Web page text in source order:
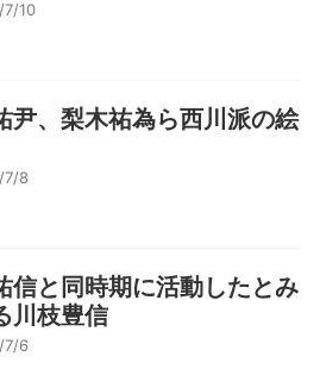
10
尹、梨木祐為ら西川派の絵
7/8
信と同時期に活動したとみ
川枝豊信
7/6